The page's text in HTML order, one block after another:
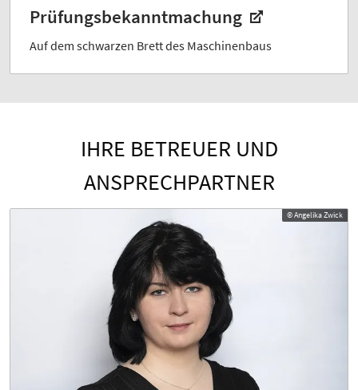
Prüfungsbekanntmachung
Auf dem schwarzen Brett des Maschinenbaus
IHRE BETREUER UND
ANSPRECHPARTNER
© Angelika Zwick